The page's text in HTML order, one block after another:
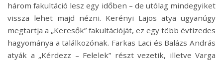
három fakultáció lesz egy időben – de utólag mindegyiket
vissza lehet majd nézni. Kerényi Lajos atya ugyanúgy
megtartja a „Keresők” fakultációját, ez egy több évtizedes
hagyománya a találkozónak. Farkas Laci és Balázs András
atyák a „Kérdezz – Felelek” részt vezetik, illetve Varga